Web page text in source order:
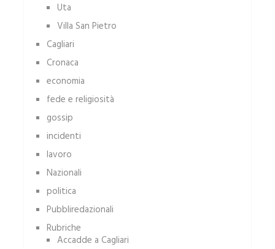
Uta
Villa San Pietro
Cagliari
Cronaca
economia
fede e religiosità
gossip
incidenti
lavoro
Nazionali
politica
Pubbliredazionali
Rubriche
Accadde a Cagliari